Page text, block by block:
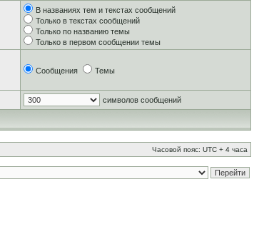
В названиях тем и текстах сообщений
Только в текстах сообщений
Только по названию темы
Только в первом сообщении темы
Сообщения Темы
символов сообщений
Часовой пояс: UTC + 4 часа